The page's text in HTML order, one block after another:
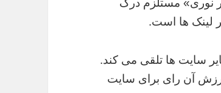
نوری» مستلزم درک
لینک ها است.
سایت ها تلقی می کند.
آن رای برای سایت